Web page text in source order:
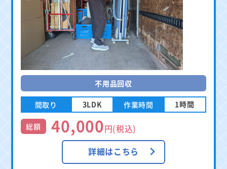
不用品回収
間取り 3LDK 作業時間 1時間
総額 40,000円(税込)
詳細はこちら